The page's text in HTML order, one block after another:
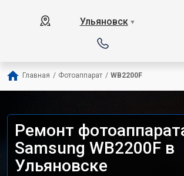
Ульяновск ▼
Главная / Фотоаппарат / WB2200F
Ремонт
Samsung WB2200F в
Ульяновске